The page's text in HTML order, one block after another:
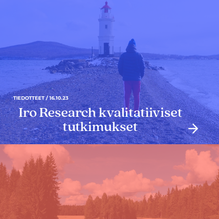
TIEDOTTEET / 16.10.23
Iro Research kvalitatiiviset
tutkimukset